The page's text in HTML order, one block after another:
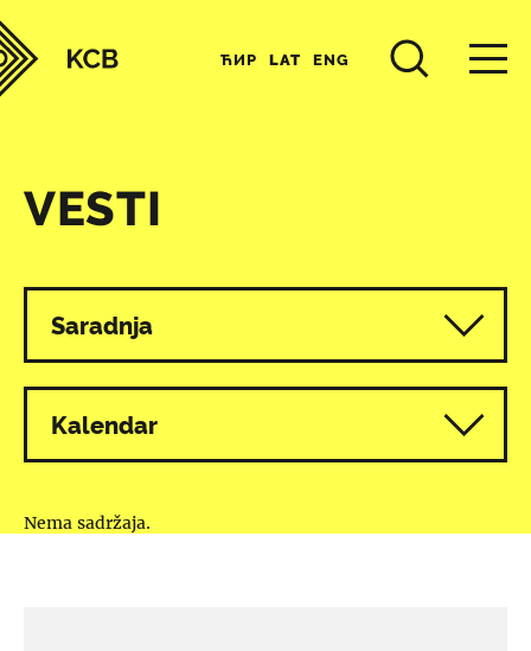
ЋИР LAT ENG
VESTI
Svi programi
Saradnja
Kalendar
Nema sadržaja.